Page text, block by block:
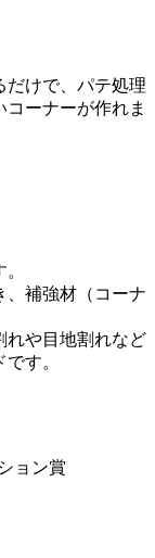
だけで、パテ処理
ーナーが作れま
、補強材（コーナ
れや目地割れなど
す。
ョン賞